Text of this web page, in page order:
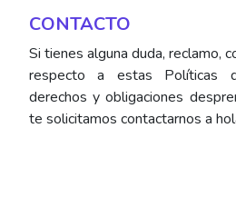
CONTACTO
Si tienes alguna duda, reclamo,
respecto a estas Políticas
derechos y obligaciones
te solicitamos contactarnos a